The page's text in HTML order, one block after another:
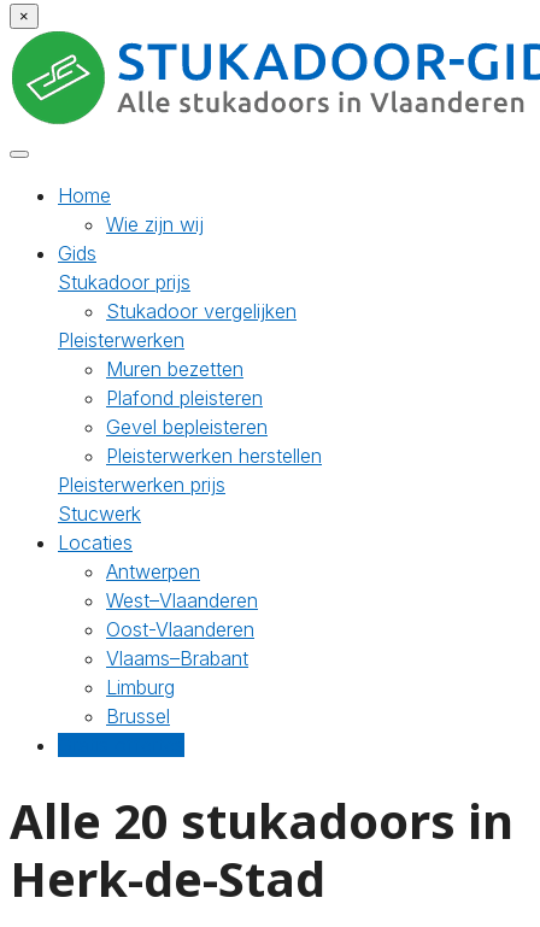
×
Home
Wie zijn wij
Gids
Stukadoor prijs
Stukadoor vergelijken
Pleisterwerken
Muren bezetten
Plafond pleisteren
Gevel bepleisteren
Pleisterwerken herstellen
Pleisterwerken prijs
Stucwerk
Locaties
Antwerpen
West–Vlaanderen
Oost-Vlaanderen
Vlaams–Brabant
Limburg
Brussel
Alle 20 stukadoors in
Herk-de-Stad